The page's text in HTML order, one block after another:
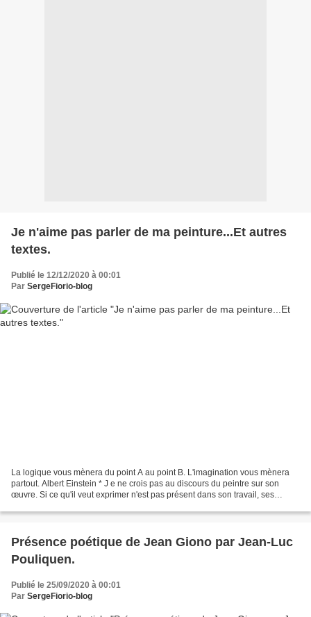
Je n'aime pas parler de ma peinture...Et autres
textes.
Publié le 12/12/2020 à 00:01
Par SergeFiorio-blog
La logique vous mènera du point A au point B. L'imagination vous mènera
partout. Albert Einstein * J e ne crois pas au discours du peintre sur son
œuvre. Si ce qu'il veut exprimer n'est pas présent dans son travail, ses
Présence poétique de Jean Giono par Jean-Luc
Pouliquen.
Publié le 25/09/2020 à 00:01
Par SergeFiorio-blog